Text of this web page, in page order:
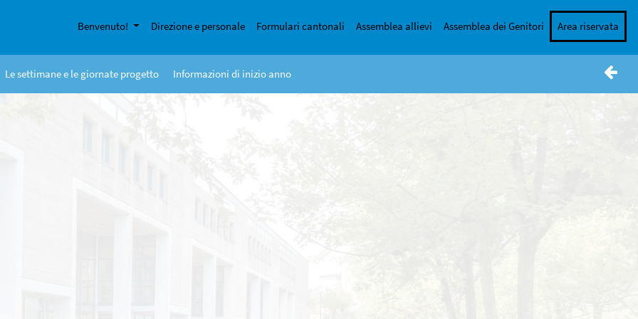
Benvenuto! Direzione e personale Formulari cantonali Assemblea allievi Assemblea dei Genitori Area riservata
Le settimane e le giornate progetto Informazioni di inizio anno